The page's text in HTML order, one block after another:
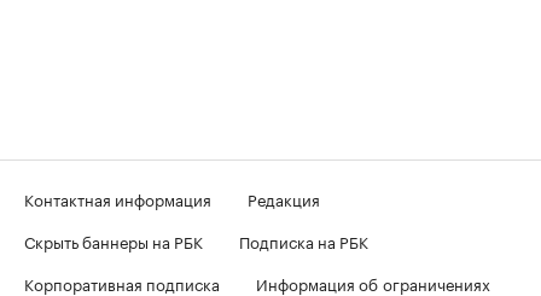
Контактная информация
Редакция
Скрыть баннеры на РБК
Подписка на РБК
Корпоративная подписка
Информация об ограничениях